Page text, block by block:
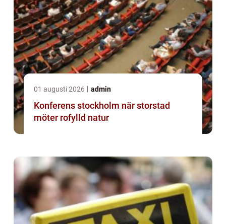
01 augusti 2026 admin
Konferens stockholm när storstad
möter rofylld natur